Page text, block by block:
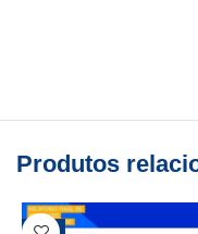
Produtos
-25%